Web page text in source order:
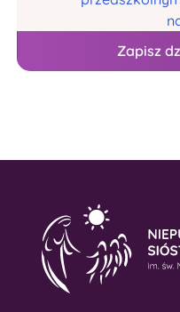
Zapisz